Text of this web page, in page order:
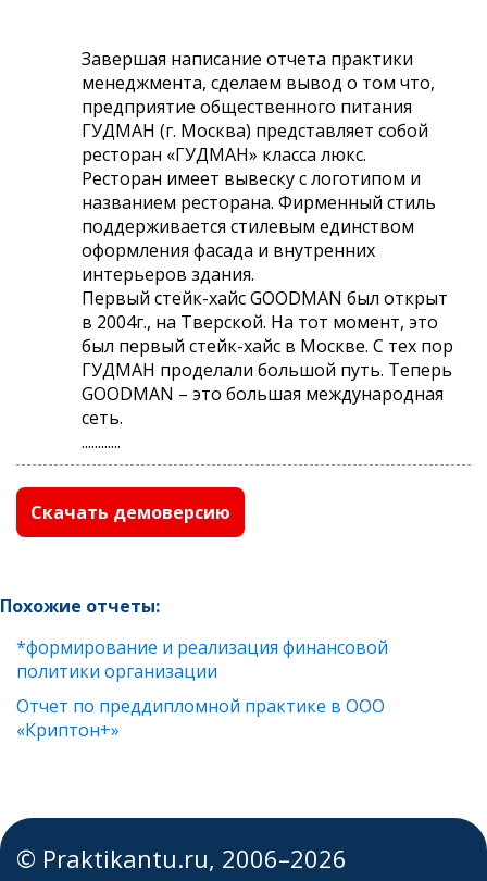
Завершая написание отчета практики
менеджмента, сделаем вывод о том что,
предприятие общественного питания
ГУДМАН (г. Москва) представляет собой
ресторан «ГУДМАН» класса люкс.
Ресторан имеет вывеску с логотипом и
названием ресторана. Фирменный стиль
поддерживается стилевым единством
оформления фасада и внутренних
интерьеров здания.
Первый стейк-хайс GOODMAN был открыт
в 2004г., на Тверской. На тот момент, это
был первый стейк-хайс в Москве. С тех пор
ГУДМАН проделали большой путь. Теперь
GOODMAN – это большая международная
сеть.
............
Скачать демоверсию
Похожие отчеты:
*формирование и реализация финансовой
политики организации
Отчет по преддипломной практике в ООО
«Криптон+»
© Praktikantu.ru, 2006–2026